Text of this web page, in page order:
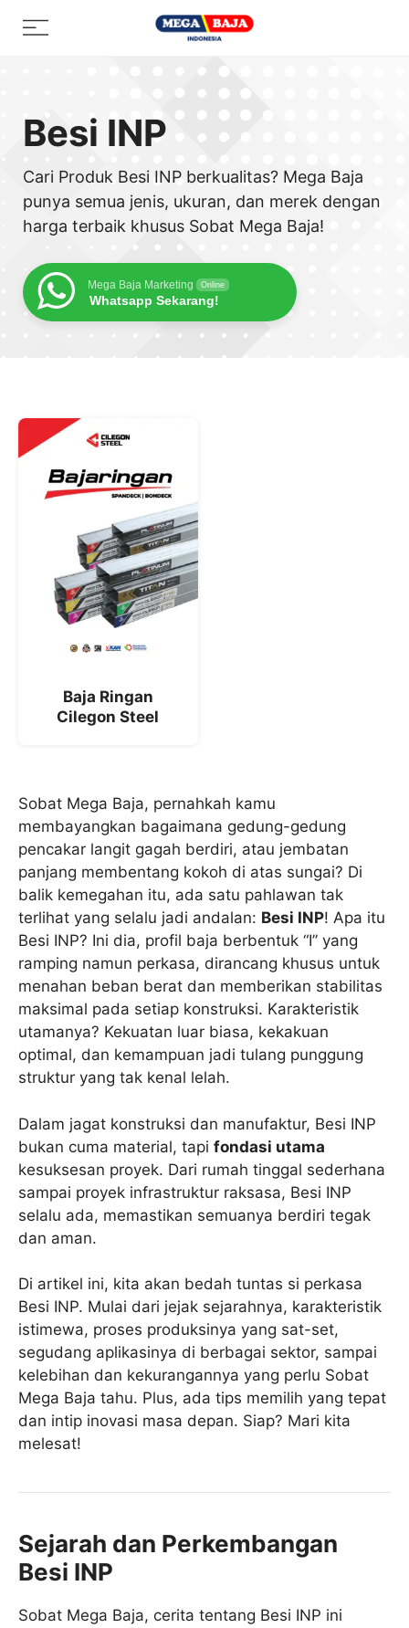
Menu
Besi INP
Cari Produk Besi INP berkualitas? Mega Baja
punya semua jenis, ukuran, dan merek dengan
harga terbaik khusus Sobat Mega Baja!
Mega Baja Marketing Online
Whatsapp Sekarang!
Baja Ringan
Cilegon Steel
Sobat Mega Baja, pernahkah kamu
membayangkan bagaimana gedung-gedung
pencakar langit gagah berdiri, atau jembatan
panjang membentang kokoh di atas sungai? Di
balik kemegahan itu, ada satu pahlawan tak
terlihat yang selalu jadi andalan: Besi INP! Apa itu
Besi INP? Ini dia, profil baja berbentuk “I” yang
ramping namun perkasa, dirancang khusus untuk
menahan beban berat dan memberikan stabilitas
maksimal pada setiap konstruksi. Karakteristik
utamanya? Kekuatan luar biasa, kekakuan
optimal, dan kemampuan jadi tulang punggung
struktur yang tak kenal lelah.
Dalam jagat konstruksi dan manufaktur, Besi INP
bukan cuma material, tapi fondasi utama
kesuksesan proyek. Dari rumah tinggal sederhana
sampai proyek infrastruktur raksasa, Besi INP
selalu ada, memastikan semuanya berdiri tegak
dan aman.
Di artikel ini, kita akan bedah tuntas si perkasa
Besi INP. Mulai dari jejak sejarahnya, karakteristik
istimewa, proses produksinya yang sat-set,
segudang aplikasinya di berbagai sektor, sampai
kelebihan dan kekurangannya yang perlu Sobat
Mega Baja tahu. Plus, ada tips memilih yang tepat
dan intip inovasi masa depan. Siap? Mari kita
melesat!
Sejarah dan Perkembangan
Besi INP
Sobat Mega Baja, cerita tentang Besi INP ini